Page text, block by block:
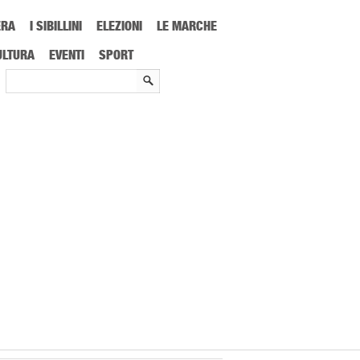
I SIBILLINI ELEZIONI
LE MARCHE
EVENTI SPORT